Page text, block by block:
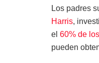
Los padres
Harris,
el 60% de
pueden